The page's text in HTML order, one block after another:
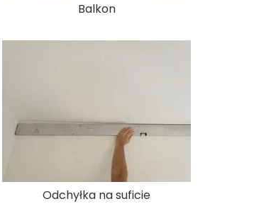
Balkon
Odchyłka na suficie